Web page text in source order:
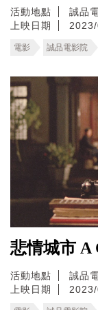
活動地點
誠品
上映日期
電影 誠品電影院
悲情城市 A
活動地點
誠品
上映日期